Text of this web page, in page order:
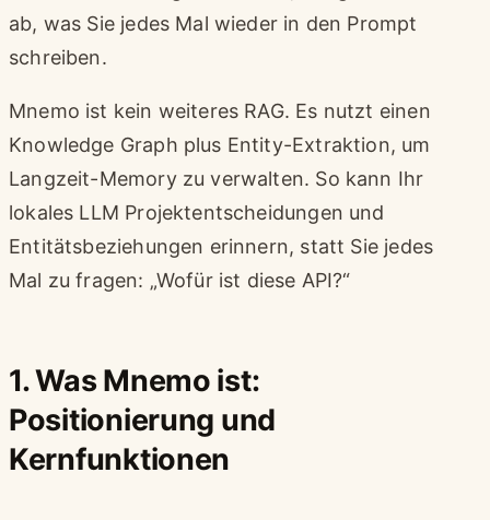
ab, was Sie jedes Mal wieder in den Prompt
schreiben.
Mnemo ist kein weiteres RAG. Es nutzt einen
Knowledge Graph plus Entity-Extraktion, um
Langzeit-Memory zu verwalten. So kann Ihr
lokales LLM Projektentscheidungen und
Entitätsbeziehungen erinnern, statt Sie jedes
Mal zu fragen: „Wofür ist diese API?“
1. Was Mnemo ist:
Positionierung und
Kernfunktionen